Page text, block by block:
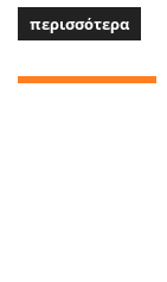
περισσότερα